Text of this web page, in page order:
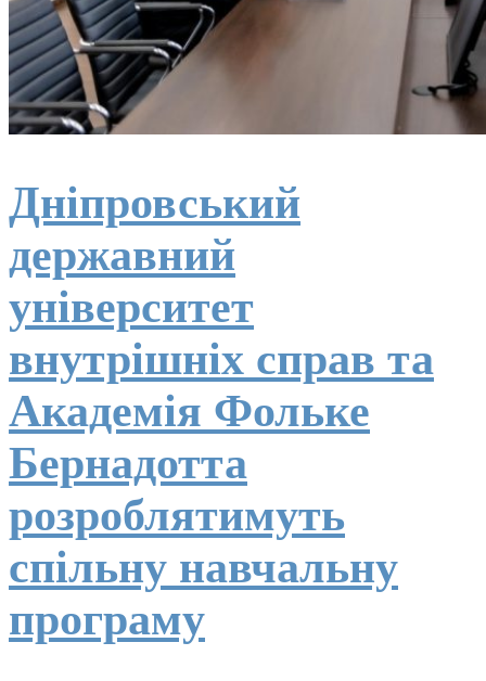
Дніпровський
державний
університет
внутрішніх справ та
Академія Фольке
Бернадотта
розроблятимуть
спільну навчальну
програму